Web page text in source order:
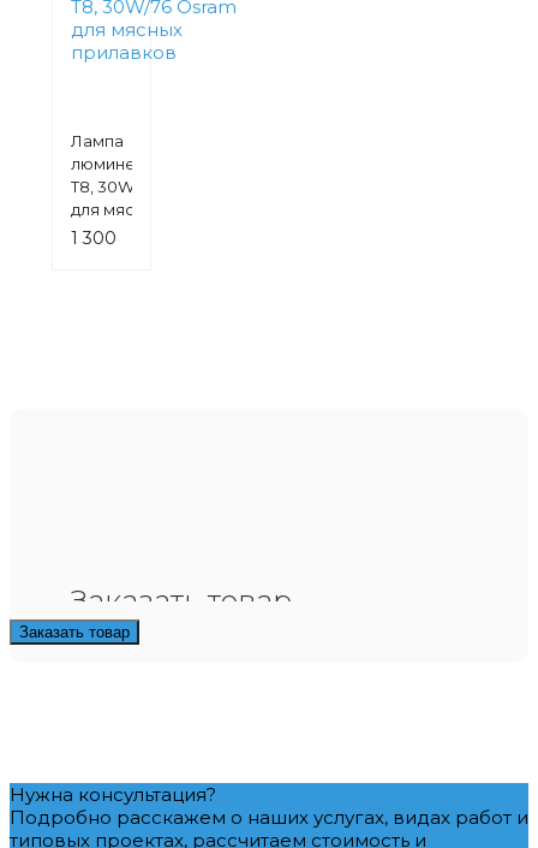
Лампа
люминесцентная
Т8, 30W/76 Osram
для мясных
прилавков
1 300
Заказать товар
Заказать товар
Нужна консультация?
Подробно расскажем о наших услугах, видах работ и
типовых проектах, рассчитаем стоимость и